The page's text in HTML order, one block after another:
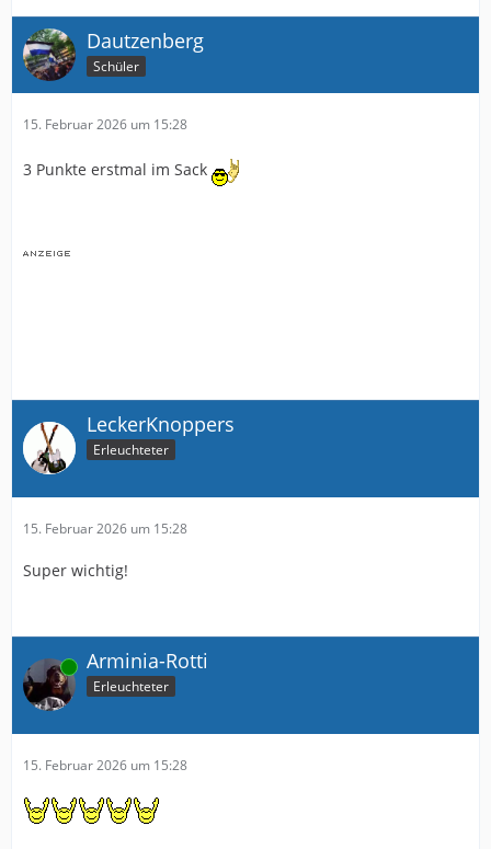
Dautzenberg
Schüler
15. Februar 2026 um 15:28
3 Punkte erstmal im Sack
LeckerKnoppers
Erleuchteter
15. Februar 2026 um 15:28
Super wichtig!
Online Arminia-Rotti
Erleuchteter
15. Februar 2026 um 15:28